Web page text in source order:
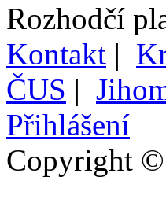
Rozhodčí
Kontakt |
ČUS |
Přihlášení
Copyright